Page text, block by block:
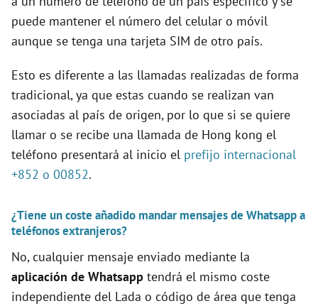
puede mantener el número del celular o móvil
aunque se tenga una tarjeta SIM de otro país.
Esto es diferente a las llamadas realizadas de forma
tradicional, ya que estas cuando se realizan van
asociadas al país de origen, por lo que si se quiere
llamar o se recibe una llamada de Hong kong el
teléfono presentará al inicio el prefijo internacional
+852 o 00852.
¿Tiene un coste añadido mandar mensajes de Whatsapp a
teléfonos extranjeros?
No, cualquier mensaje enviado mediante la
aplicación de Whatsapp tendrá el mismo coste
independiente del Lada o código de área que tenga